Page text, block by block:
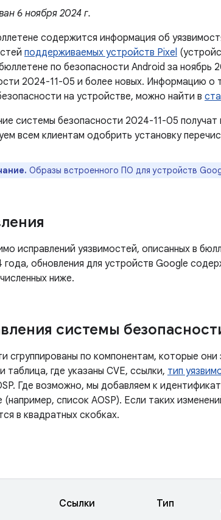
6 ноября 2024 г.
содержится информация об
поддерживаемых устройств Pixel
по безопасности Android за ноябрь
2024-11-05 и более новых. Информацию о
на устройстве, можно найти в
системы безопасности 2024-11-05
всем клиентам одобрить установку
Образы встроенного ПО для устройств
исправлений уязвимостей, описанных в
года, обновления для устройств Google
ниже.
системы
сгруппированы по компонентам, которые
таблица, где указаны CVE, ссылки, тип
Где возможно, мы добавляем к
(например, список AOSP). Если таких
в квадратных скобках.
Ссылки Тип